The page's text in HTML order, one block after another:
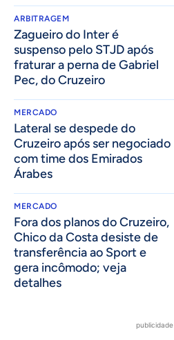
ARBITRAGEM
Zagueiro do Inter é
suspenso pelo STJD após
fraturar a perna de Gabriel
Pec, do Cruzeiro
MERCADO
Lateral se despede do
Cruzeiro após ser negociado
com time dos Emirados
Árabes
MERCADO
Fora dos planos do Cruzeiro,
Chico da Costa desiste de
transferência ao Sport e
gera incômodo; veja
detalhes
publicidade